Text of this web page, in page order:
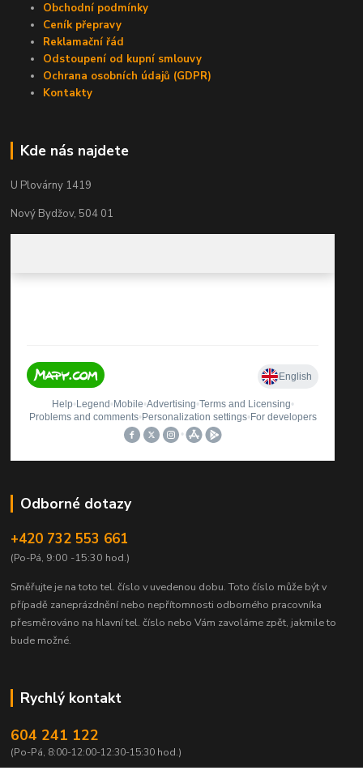
Obchodní podmínky
Ceník přepravy
Reklamační řád
Odstoupení od kupní smlouvy
Ochrana osobních údajů (GDPR)
Kontakty
Kde nás najdete
U Plovárny 1419
Nový Bydžov, 504 01
Odborné dotazy
+420 732 553 661
(Po-Pá, 9:00 -15:30 hod.)
Směřujte je na toto tel. číslo v uvedenou dobu. Toto číslo může být v
případě zaneprázdnění nebo nepřítomnosti odborného pracovníka
přesměrováno na hlavní tel. číslo nebo Vám zavoláme zpět, jakmile to
bude možné.
Rychlý kontakt
604 241 122
(Po-Pá, 8:00-12:00-12:30-15:30 hod.)